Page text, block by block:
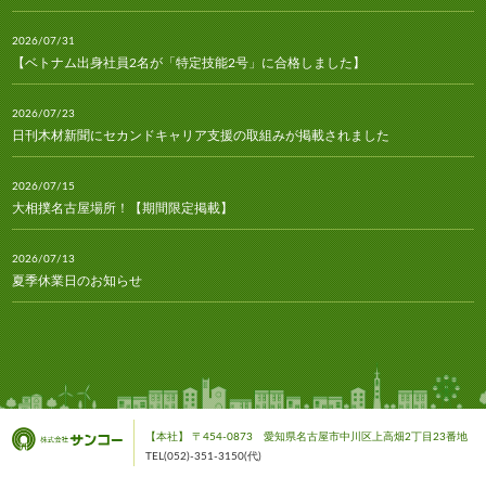
2026/07/31
【ベトナム出身社員2名が「特定技能2号」に合格しました】
2026/07/23
日刊木材新聞にセカンドキャリア支援の取組みが掲載されました
2026/07/15
大相撲名古屋場所！【期間限定掲載】
2026/07/13
夏季休業日のお知らせ
2026/07/10
林経新聞にセカンドキャリア支援の取組みが掲載されました
2026/07/06
安青錦関・安治川部屋との熱い交流！
【本社】 〒454-0873 愛知県名古屋市中川区上高畑2丁目23番地
TEL(052)-351-3150(代)